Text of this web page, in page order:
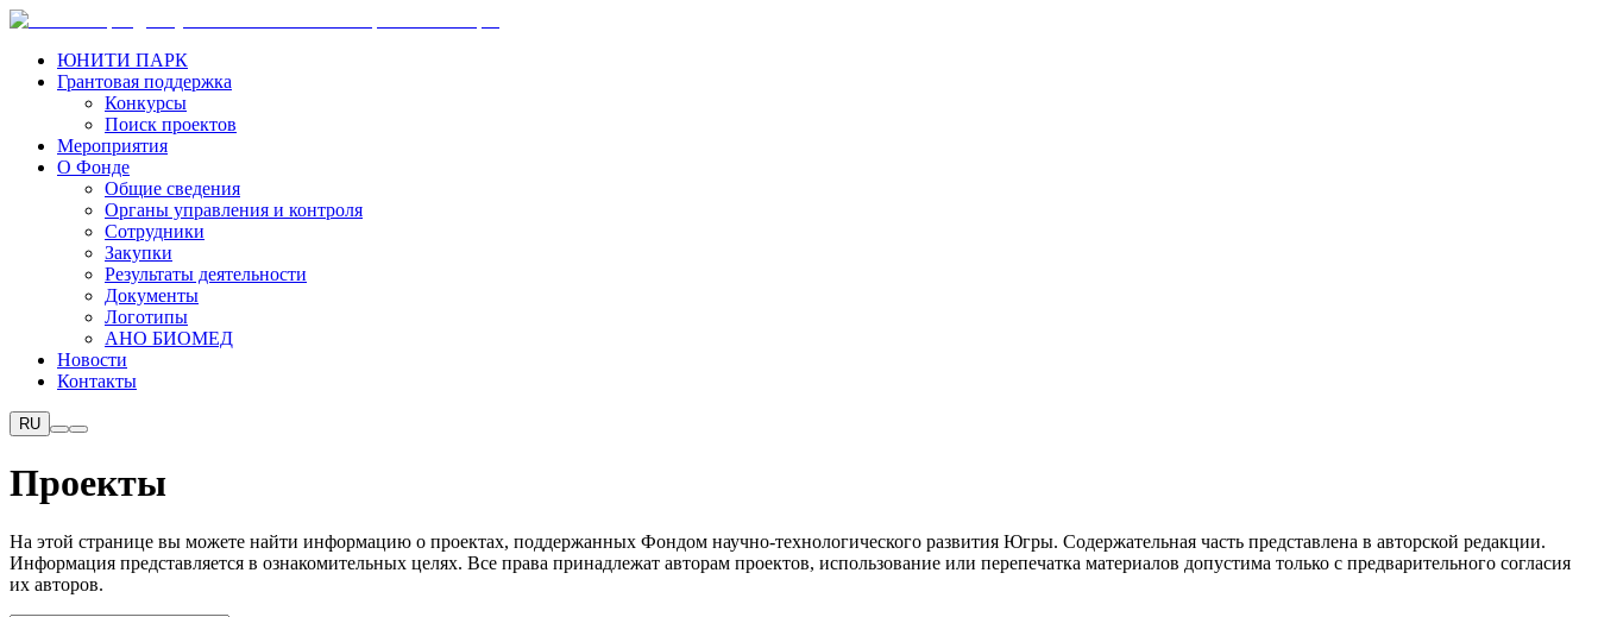
ЮНИТИ ПАРК
Грантовая поддержка
Конкурсы
Поиск проектов
Мероприятия
О Фонде
Общие сведения
Органы управления и контроля
Сотрудники
Закупки
Результаты деятельности
Документы
Логотипы
АНО БИОМЕД
Новости
Контакты
RU
Проекты
На этой странице вы можете найти информацию о проектах, поддержанных Фондом научно-технологического развития Югры. Содержательная часть представлена в авторской редакции.
Информация представляется в ознакомительных целях. Все права принадлежат авторам проектов, использование или перепечатка материалов допустима только с предварительного согласия
их авторов.